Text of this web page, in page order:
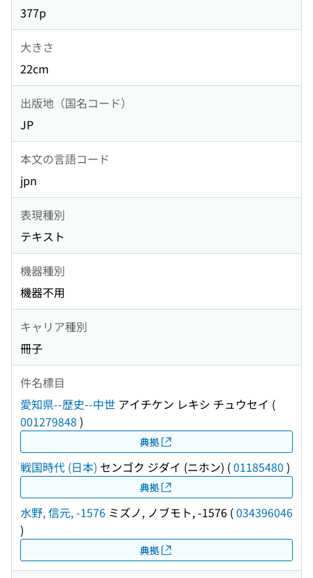
377p
大きさ
22cm
出版地（国名コード）
JP
本文の言語コード
jpn
表現種別
テキスト
機器種別
機器不用
キャリア種別
冊子
件名標目
愛知県--歴史--中世 アイチケン レキシ チュウセイ (
001279848 )
典拠
戦国時代 (日本) センゴク ジダイ (ニホン) (01185480 )
典拠
水野, 信元, -1576 ミズノ, ノブモト, -1576 (034396046
)
典拠